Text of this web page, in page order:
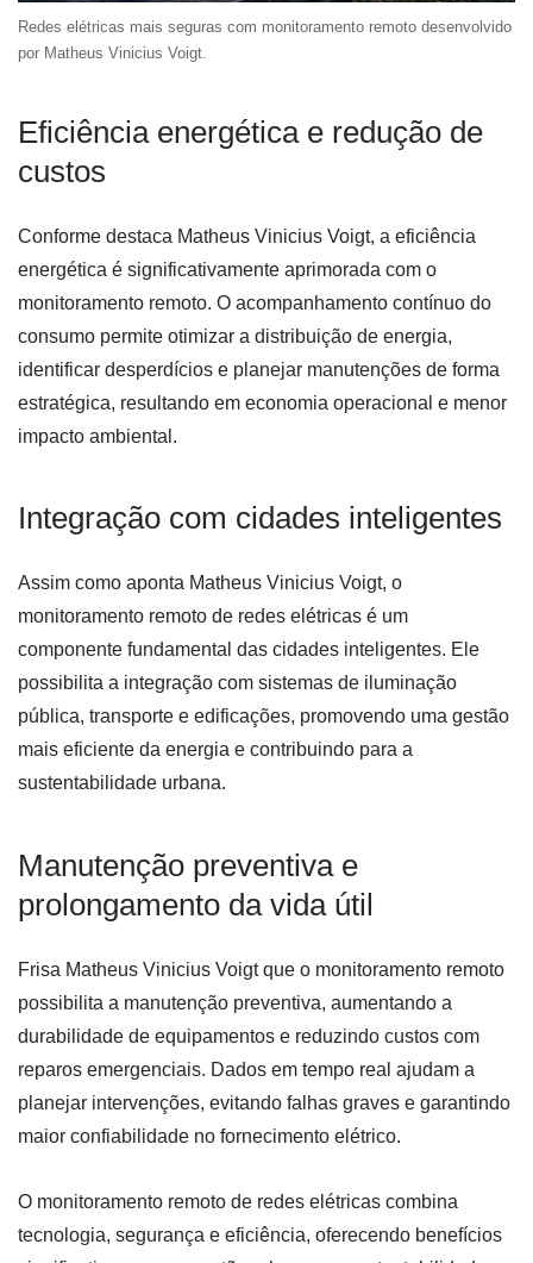
Redes elétricas mais seguras com monitoramento remoto desenvolvido
por Matheus Vinicius Voigt.
Eficiência energética e redução de
custos
Conforme destaca Matheus Vinicius Voigt, a eficiência
energética é significativamente aprimorada com o
monitoramento remoto. O acompanhamento contínuo do
consumo permite otimizar a distribuição de energia,
identificar desperdícios e planejar manutenções de forma
estratégica, resultando em economia operacional e menor
impacto ambiental.
Integração com cidades inteligentes
Assim como aponta Matheus Vinicius Voigt, o
monitoramento remoto de redes elétricas é um
componente fundamental das cidades inteligentes. Ele
possibilita a integração com sistemas de iluminação
pública, transporte e edificações, promovendo uma gestão
mais eficiente da energia e contribuindo para a
sustentabilidade urbana.
Manutenção preventiva e
prolongamento da vida útil
Frisa Matheus Vinicius Voigt que o monitoramento remoto
possibilita a manutenção preventiva, aumentando a
durabilidade de equipamentos e reduzindo custos com
reparos emergenciais. Dados em tempo real ajudam a
planejar intervenções, evitando falhas graves e garantindo
maior confiabilidade no fornecimento elétrico.
O monitoramento remoto de redes elétricas combina
tecnologia, segurança e eficiência, oferecendo benefícios